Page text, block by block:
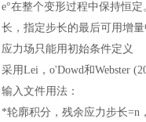
e°在整个变形过程中保持恒
长，指定步长的最后可用增
应力场只能用初始条件定义
采用Lei，o'Dowd和Webster
输入文件用法 ：
*轮廓积分，残余应力步长=n